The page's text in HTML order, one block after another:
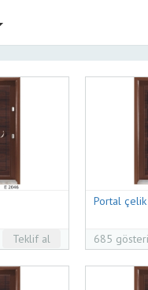
Teklif al
Portal çelik
685